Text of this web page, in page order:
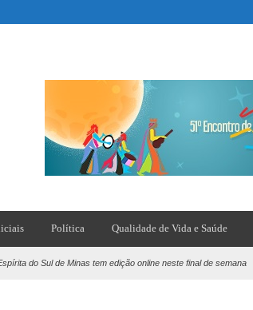
Política Qualidade de Vida e Saúde
do Sul de Minas tem edição online neste final de semana